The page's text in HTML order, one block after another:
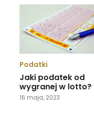
Podatki
Jaki podatek od
wygranej w lotto?
16 maja, 2023